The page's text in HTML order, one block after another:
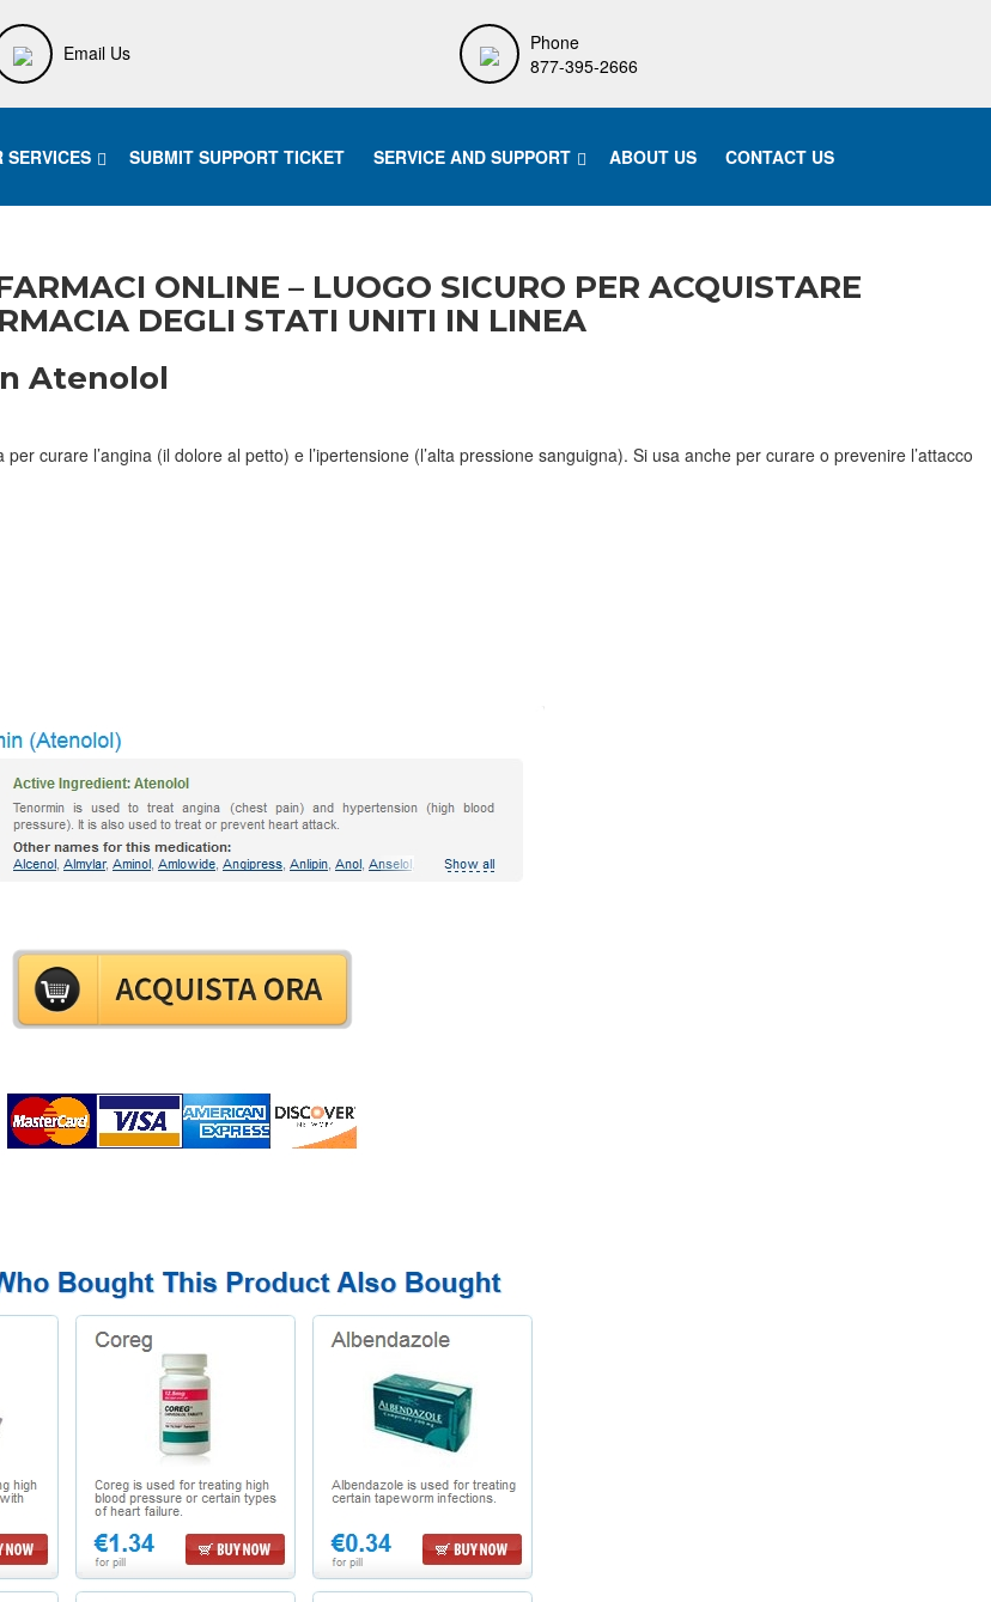
Email Us
Phone
877-395-2666
SERVICES SUBMIT SUPPORT TICKET SERVICE AND SUPPORT ABOUT US CONTACT US
ONLINE – LUOGO SICURO PER ACQUISTARE
DEGLI STATI UNITI IN LINEA
Atenolol
curare l’angina (il dolore al petto) e l’ipertensione (l’alta pressione sanguigna). Si usa anche per curare o prevenire l’attacco